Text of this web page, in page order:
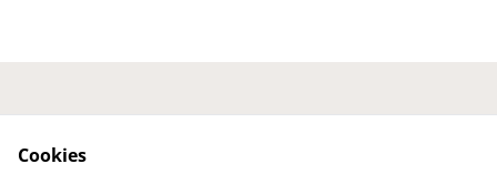
Cookies